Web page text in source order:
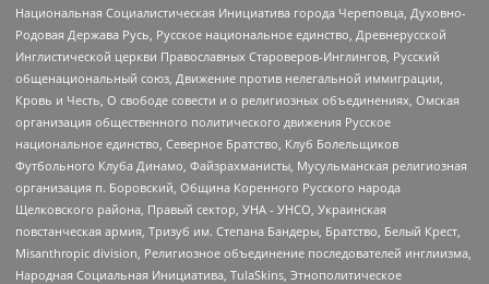
Национальная Социалистическая Инициатива города Череповца, Духовно-
Родовая Держава Русь, Русское национальное единство, Древнерусской
Инглистической церкви Православных Староверов-Инглингов, Русский
общенациональный союз, Движение против нелегальной иммиграции,
Кровь и Честь, О свободе совести и о религиозных объединениях, Омская
организация общественного политического движения Русское
национальное единство, Северное Братство, Клуб Болельщиков
Футбольного Клуба Динамо, Файзрахманисты, Мусульманская религиозная
организация п. Боровский, Община Коренного Русского народа
Щелковского района, Правый сектор, УНА - УНСО, Украинская
повстанческая армия, Тризуб им. Степана Бандеры, Братство, Белый Крест,
Misanthropic division, Религиозное объединение последователей инглиизма,
Народная Социальная Инициатива, TulaSkins, Этнополитическое